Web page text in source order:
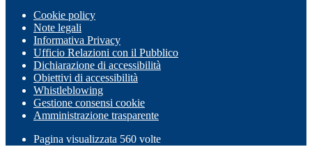
Cookie policy
Note legali
Informativa Privacy
Ufficio Relazioni con il Pubblico
Dichiarazione di accessibilità
Obiettivi di accessibilità
Whistleblowing
Gestione consensi cookie
Amministrazione trasparente
Pagina visualizzata 560 volte